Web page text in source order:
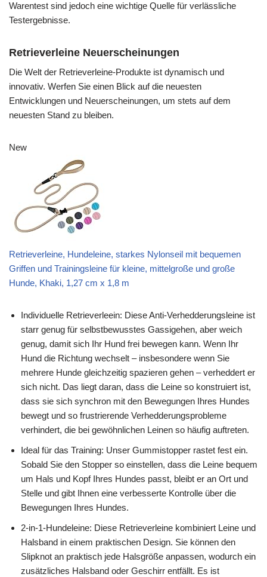
Warentest sind jedoch eine wichtige Quelle für verlässliche
Testergebnisse.
Retrieverleine Neuerscheinungen
Die Welt der Retrieverleine-Produkte ist dynamisch und
innovativ. Werfen Sie einen Blick auf die neuesten
Entwicklungen und Neuerscheinungen, um stets auf dem
neuesten Stand zu bleiben.
New
Retrieverleine, Hundeleine, starkes Nylonseil mit bequemen
Griffen und Trainingsleine für kleine, mittelgroße und große
Hunde, Khaki, 1,27 cm x 1,8 m
Individuelle Retrieverleein: Diese Anti-Verhedderungsleine ist
starr genug für selbstbewusstes Gassigehen, aber weich
genug, damit sich Ihr Hund frei bewegen kann. Wenn Ihr
Hund die Richtung wechselt – insbesondere wenn Sie
mehrere Hunde gleichzeitig spazieren gehen – verheddert er
sich nicht. Das liegt daran, dass die Leine so konstruiert ist,
dass sie sich synchron mit den Bewegungen Ihres Hundes
bewegt und so frustrierende Verhedderungsprobleme
verhindert, die bei gewöhnlichen Leinen so häufig auftreten.
Ideal für das Training: Unser Gummistopper rastet fest ein.
Sobald Sie den Stopper so einstellen, dass die Leine bequem
um Hals und Kopf Ihres Hundes passt, bleibt er an Ort und
Stelle und gibt Ihnen eine verbesserte Kontrolle über die
Bewegungen Ihres Hundes.
2-in-1-Hundeleine: Diese Retrieverleine kombiniert Leine und
Halsband in einem praktischen Design. Sie können den
Slipknot an praktisch jede Halsgröße anpassen, wodurch ein
zusätzliches Halsband oder Geschirr entfällt. Es ist